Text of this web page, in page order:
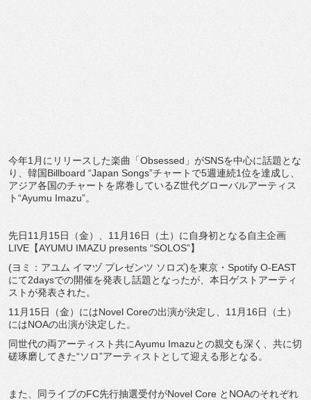
今年1月にリリースした楽曲「Obsessed」がSNSを中心に話題とな
り、韓国Billboard “Japan Songs”チャートで5週連続1位を達成し、
アジア各国のチャートを席巻しているZ世代グローバルアーティス
ト“Ayumu Imazu”。
先日11月15日（金）、11月16日（土）に自身初となる自主企画
LIVE【AYUMU IMAZU presents “SOLOS”】
(ヨミ：アユム イマヅ プレゼンツ ソロズ)を東京・Spotify O-EAST
にて2daysでの開催を発表し話題となったが、本日ゲストアーティ
ストが発表された。
11月15日（金）にはNovel Coreの出演が決定し、11月16日（土）
にはNOAの出演が決定した。
同世代の両アーティスト共にAyumu Imazuとの親交も深く、共に切
磋琢磨してきた“ソロ”アーティストとして迎える形となる。
また、同ライブのFC先行抽選受付がNovel Core とNOAのそれぞれ